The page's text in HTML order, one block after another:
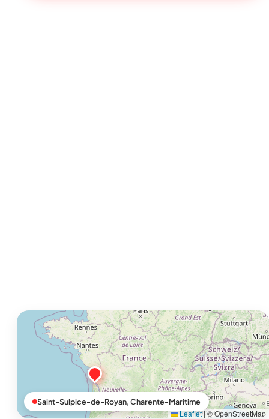
Leaflet|© OpenStreetMap
Saint-Sulpice-de-Royan, Charente-Maritime